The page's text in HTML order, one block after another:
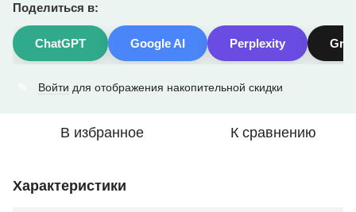
Поделиться в:
ChatGPT Google AI Perplexity
Войти для отображения накопительной скидки
В избранное К сравнению
Характеристики